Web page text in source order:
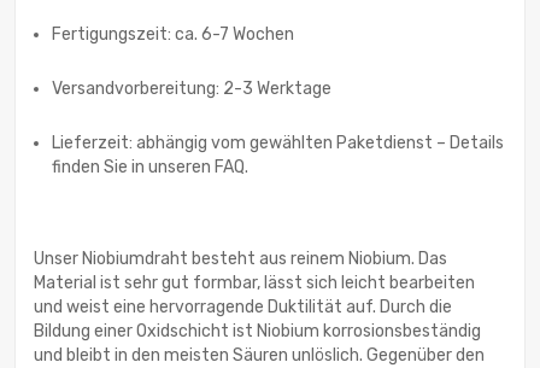
Fertigungszeit: ca. 6-7 Wochen
Versandvorbereitung: 2-3 Werktage
Lieferzeit: abhängig vom gewählten Paketdienst – Details
finden Sie in unseren FAQ.
Unser Niobiumdraht besteht aus reinem Niobium. Das
Material ist sehr gut formbar, lässt sich leicht bearbeiten
und weist eine hervorragende Duktilität auf. Durch die
Bildung einer Oxidschicht ist Niobium korrosionsbeständig
und bleibt in den meisten Säuren unlöslich. Gegenüber den